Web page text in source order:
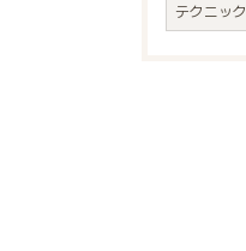
テクニック